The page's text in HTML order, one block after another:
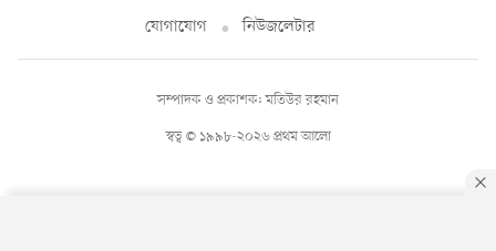
যোগাযোগ
নিউজলেটার
স্বত্ব © ১৯৯৮-২০২৬ প্রথম আলো
সম্পাদক ও প্রকাশক: মতিউর রহমান